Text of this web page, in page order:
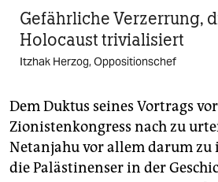
Gefährliche Verzerrung,
Holocaust trivialisiert
Itzhak Herzog, Oppositionschef
Dem Duktus seines Vortrags
Zionistenkongress nach zu
Netanjahu vor allem darum zu
die Palästinenser in der